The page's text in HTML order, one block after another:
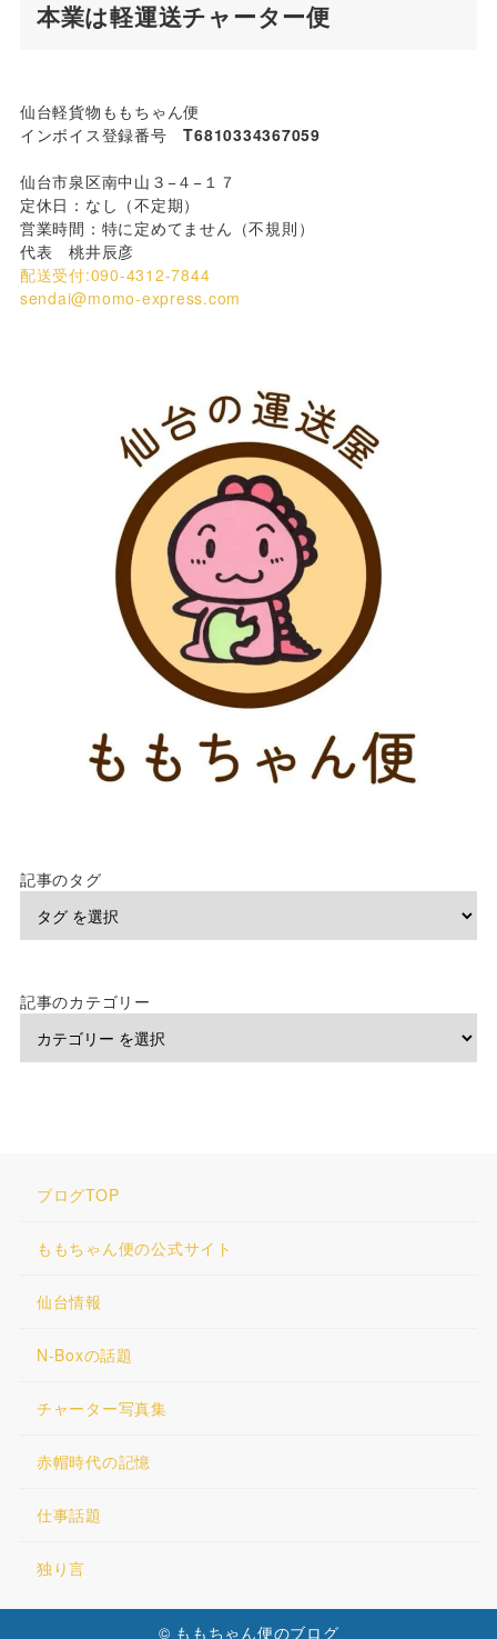
本業は軽運送チャーター便
仙台軽貨物ももちゃん便
インボイス登録番号T6810334367059
仙台市泉区南中山３−４−１７
定休日：なし（不定期）
営業時間：特に定めてません（不規則）
代表 桃井辰彦
配送受付:090-4312-7844
sendai@momo-express.com
記事のタグ
記事のカテゴリー
ブログTOP
ももちゃん便の公式サイト
仙台情報
N-Boxの話題
チャーター写真集
赤帽時代の記憶
仕事話題
独り言
© ももちゃん便のブログ